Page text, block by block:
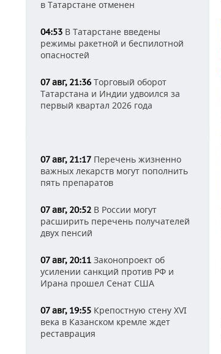
в Татарстане отменен
04:53 В Татарстане введены
режимы ракетной и беспилотной
опасностей
07 авг, 21:36 Торговый оборот
Татарстана и Индии удвоился за
первый квартал 2026 года
07 авг, 21:17 Перечень жизненно
важных лекарств могут пополнить
пять препаратов
07 авг, 20:52 В России могут
расширить перечень получателей
двух пенсий
07 авг, 20:11 Законопроект об
усилении санкций против РФ и
Ирана прошел Сенат США
07 авг, 19:55 Крепостную стену XVI
века в Казанском кремле ждет
реставрация